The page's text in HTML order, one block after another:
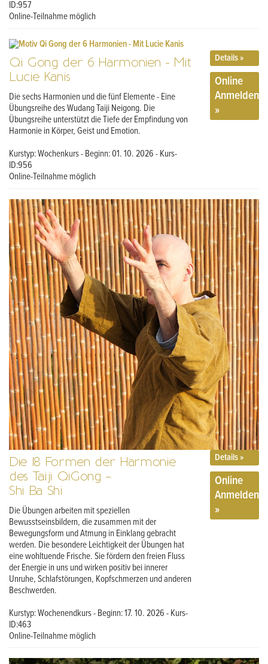
ID:957
Online-Teilnahme möglich
Qi Gong der 6 Harmonien - Mit
Lucie Kanis
Die sechs Harmonien und die fünf Elemente - Eine
Übungsreihe des Wudang Taiji Neigong. Die
Übungsreihe unterstützt die Tiefe der Empfindung von
Harmonie in Körper, Geist und Emotion.
Kurstyp: Wochenkurs - Beginn: 01. 10. 2026 - Kurs-
ID:956
Online-Teilnahme möglich
Details »
Online
Anmelden
»
Die 18 Formen der Harmonie
des Taiji QiGong –
Shi Ba Shi
Die Übungen arbeiten mit speziellen
Bewusstseinsbildern, die zusammen mit der
Bewegungsform und Atmung in Einklang gebracht
werden. Die besondere Leichtigkeit der Übungen hat
eine wohltuende Frische. Sie fördern den freien Fluss
der Energie in uns und wirken positiv bei innerer
Unruhe, Schlafstörungen, Kopfschmerzen und anderen
Beschwerden.
Kurstyp: Wochenendkurs - Beginn: 17. 10. 2026 - Kurs-
ID:463
Online-Teilnahme möglich
Details »
Online
Anmelden
»